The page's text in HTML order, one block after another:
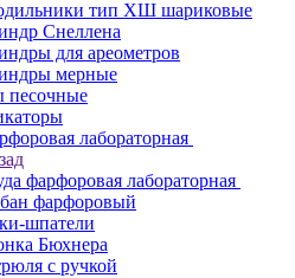
тип ХШ шариковые
Снеллена
для ареометров
мерные
песочные
лабораторная
фарфоровая лабораторная
фарфоровый
шпатели
Бюхнера
с ручкой